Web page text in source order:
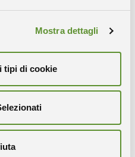
Mostra dettagli
tipi di cookie
Giuditta